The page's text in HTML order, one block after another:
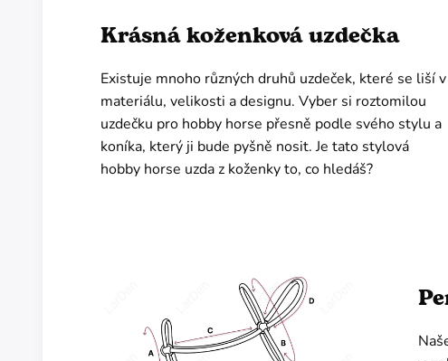
Krásná koženková uzdečka
Existuje mnoho různých druhů uzdeček, které se liší v
materiálu, velikosti a designu. Vyber si roztomilou
uzdečku pro hobby horse přesně podle svého stylu a
koníka, který ji bude pyšně nosit. Je tato stylová
hobby horse uzda z koženky to, co hledáš?